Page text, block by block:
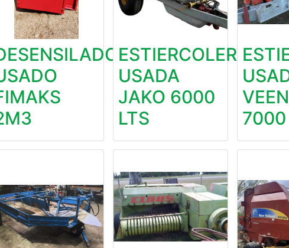
ESTIERCOLERA
USADA
JAKO 6000
LTS
7000